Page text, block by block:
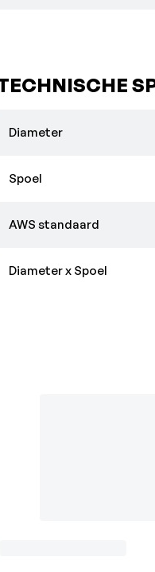
Diameter
Spoel
AWS standaard
Diameter x Spoel